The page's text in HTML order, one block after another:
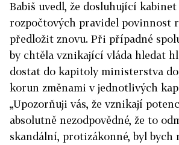
Babiš uvedl, že dosluhující kabinet
rozpočtových pravidel povinnost
předložit znovu. Při případné
by chtěla vznikající vláda hledat
dostat do kapitoly ministerstva
korun změnami v jednotlivých
„Upozorňuji vás, že vznikají
absolutně nezodpovědné, že to
skandální, protizákonné, byl bych